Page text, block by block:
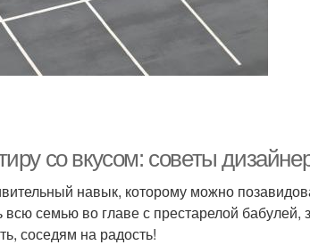
со вкусом: советы
навык, которому можно
семью во главе с престарелой бабулей,
соседям на радость!